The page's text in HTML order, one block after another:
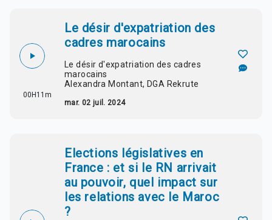
00H11m
Le désir d'expatriation des
cadres marocains
Le désir d'expatriation des cadres
marocains
Alexandra Montant, DGA Rekrute
mar. 02 juil. 2024
Elections législatives en
France : et si le RN arrivait
au pouvoir, quel impact sur
les relations avec le Maroc
?